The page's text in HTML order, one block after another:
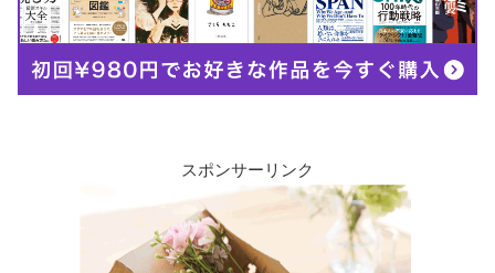
スポンサーリンク